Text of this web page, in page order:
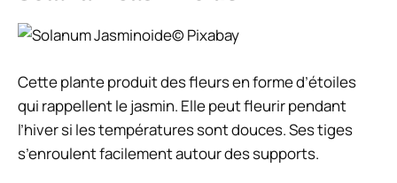
© Pixabay
Cette plante produit des fleurs en forme d’étoiles
qui rappellent le jasmin. Elle peut fleurir pendant
l’hiver si les températures sont douces. Ses tiges
s’enroulent facilement autour des supports.